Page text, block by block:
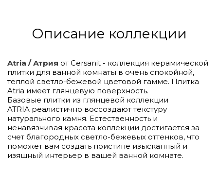
Описание коллекции
Atria / Атрия от Cersanit - коллекция керамической
плитки для ванной комнаты в очень спокойной,
тёплой светло-бежевой цветовой гамме. Плитка
Atria имеет глянцевую поверхность.
Базовые плитки из глянцевой коллекции
ATRIA реалистично воссоздают текстуру
натурального камня. Естественность и
ненавязчивая красота коллекции достигается за
счет благородных светло-бежевых оттенков, что
поможет вам создать поистине изысканный и
изящный интерьер в вашей ванной комнате.